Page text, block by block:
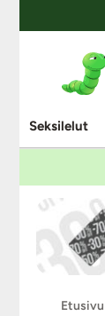
Seksilelut
Etusivu